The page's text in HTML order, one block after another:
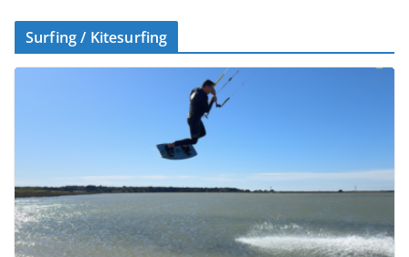
Surfing / Kitesurfing